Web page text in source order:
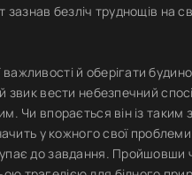
зазнав безліч труднощів на
й оберігати
звик вести небезпечний
Чи впорається він із таким
у кожного свої
до завдання. Пройшовши